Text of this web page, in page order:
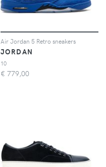
Air Jordan 5 Retro sneakers
JORDAN
10
€ 779,00